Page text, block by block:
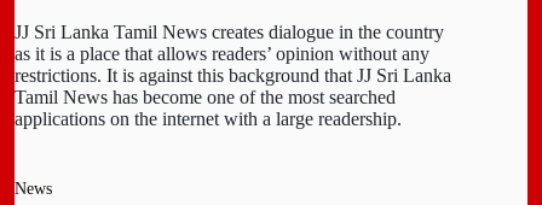
JJ Sri Lanka Tamil News creates dialogue in the country
as it is a place that allows readers’ opinion without any
restrictions. It is against this background that JJ Sri Lanka
Tamil News has become one of the most searched
applications on the internet with a large readership.
News